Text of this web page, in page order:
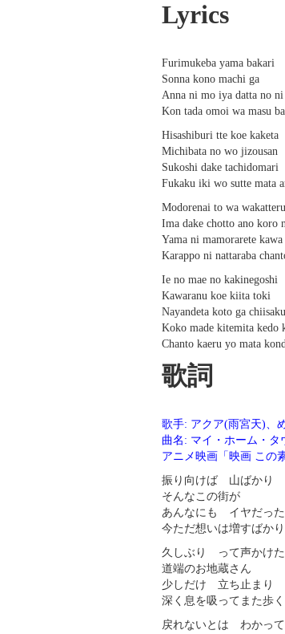
Lyrics
Furimukeba yama bakari
Sonna kono machi ga
Anna ni mo iya datta no ni
Kon tada omoi wa masu
Hisashiburi tte koe kaketa
Michibata no wo jizousan
Sukoshi dake tachidomari
Fukaku iki wo sutte mata
Modorenai to wa wakatteru
Ima dake chotto ano koro
Yama ni mamorarete kawa
Karappo ni nattaraba
Ie no mae no kakinegoshi
Kawaranu koe kiita toki
Nayandeta koto ga
Koko made kitemita kedo
Chanto kaeru yo mata
歌詞
歌手: アクア(雨宮天)、
曲名: マイ・ホーム・タ
アニメ映画「映画 この
振り向けば 山ばかり
そんなこの街が
あんなにも イヤだっ
今ただ想いは増すばかり
久しぶり って声かけた
道端のお地蔵さん
少しだけ 立ち止まり
深く息を吸ってまた歩く
戻れないとは わかって